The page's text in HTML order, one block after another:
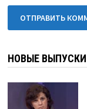
НОВЫЕ ВЫПУСКИ